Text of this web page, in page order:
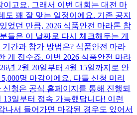
이고요. 그래서 이번 대회는 대전 마
도 꽤 잘 맞는 일정이에요. 기존 공지
었던 만큼, 2026 식품안전 마라톤 참
들은 이 날짜로 다시 체크해두는 게
기간과 참가 방법은? 식품안전 마라
게 접수죠. 이번 2026 식품안전 마라
년 2월 20일부터 4월 15일까지로 안
명 마감이에요. 다들 신청 미리
신청은 공식 홈페이지를 통해 진행되
13일부터 접속 가능했답니다! 이런
나서 들어가면 마감된 경우도 있어서